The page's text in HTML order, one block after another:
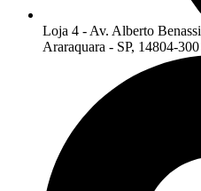
Loja 4 - Av. Alberto
Araraquara - SP, 14804-300